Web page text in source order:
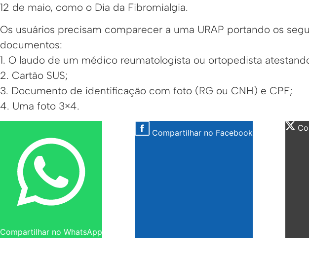
12 de maio, como o Dia da Fibromialgia.
Os usuários precisam comparecer a uma URAP portando os
documentos:
1. O laudo de um médico reumatologista ou ortopedista
2. Cartão SUS;
3. Documento de identificação com foto (RG ou CNH) e CPF;
4. Uma foto 3×4.
Compartilhar no WhatsApp
Compartilhar no Facebook